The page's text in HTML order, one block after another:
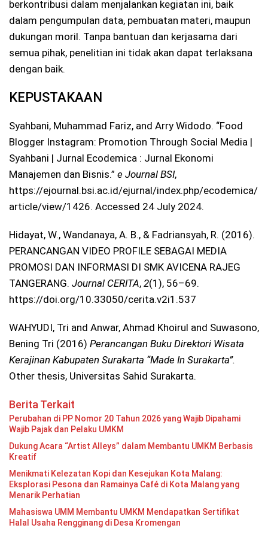
berkontribusi dalam menjalankan kegiatan ini, baik
dalam pengumpulan data, pembuatan materi, maupun
dukungan moril. Tanpa bantuan dan kerjasama dari
semua pihak, penelitian ini tidak akan dapat terlaksana
dengan baik.
KEPUSTAKAAN
Syahbani, Muhammad Fariz, and Arry Widodo. “Food
Blogger Instagram: Promotion Through Social Media |
Syahbani | Jurnal Ecodemica : Jurnal Ekonomi
Manajemen dan Bisnis.” e Journal BSI,
https://ejournal.bsi.ac.id/ejurnal/index.php/ecodemica/
article/view/1426. Accessed 24 July 2024.
Hidayat, W., Wandanaya, A. B., & Fadriansyah, R. (2016).
PERANCANGAN VIDEO PROFILE SEBAGAI MEDIA
PROMOSI DAN INFORMASI DI SMK AVICENA RAJEG
TANGERANG. Journal CERITA, 2(1), 56–69.
https://doi.org/10.33050/cerita.v2i1.537
WAHYUDI, Tri and Anwar, Ahmad Khoirul and Suwasono,
Bening Tri (2016) Perancangan Buku Direktori Wisata
Kerajinan Kabupaten Surakarta “Made In Surakarta”.
Other thesis, Universitas Sahid Surakarta.
Berita Terkait
Perubahan di PP Nomor 20 Tahun 2026 yang Wajib Dipahami
Wajib Pajak dan Pelaku UMKM
Dukung Acara “Artist Alleys” dalam Membantu UMKM Berbasis
Kreatif
Menikmati Kelezatan Kopi dan Kesejukan Kota Malang:
Eksplorasi Pesona dan Ramainya Café di Kota Malang yang
Menarik Perhatian
Mahasiswa UMM Membantu UMKM Mendapatkan Sertifikat
Halal Usaha Rengginang di Desa Kromengan